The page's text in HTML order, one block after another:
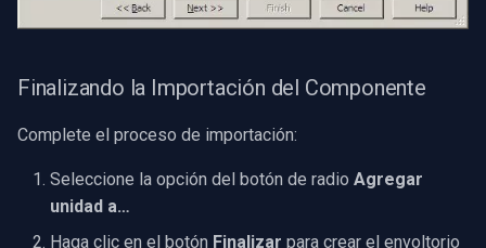
Finalizando la Importación del Componente
Complete el proceso de importación:
Seleccione la opción del botón de radio Agregar
unidad a…
Haga clic en el botón Finalizar para crear el envoltorio